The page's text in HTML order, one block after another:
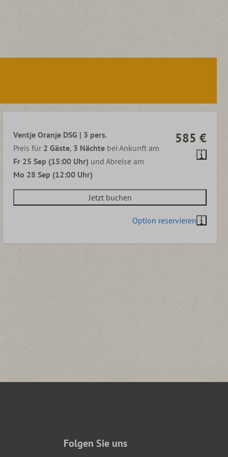
585 €
Ventje Oranje DSG | 3 pers.
Preis für 2 Gäste, 3 Nächte bei Ankunft am
Fr 25 Sep (15:00 Uhr) und Abreise am
Mo 28 Sep (12:00 Uhr)
Jetzt buchen
Folgen Sie uns